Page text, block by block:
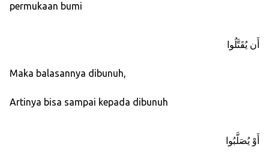
permukaan bumi
أَن يُقَتَّلُوا
Maka balasannya dibunuh,
Artinya bisa sampai kepada dibunuh
أَوْ يُصَلَّبُوا